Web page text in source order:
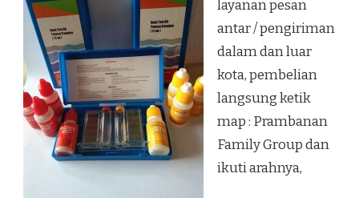
layanan pesan
antar / pengiriman
dalam dan luar
kota, pembelian
langsung ketik
map : Prambanan
Family Group dan
ikuti arahnya,